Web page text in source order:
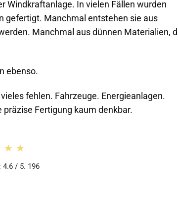
Windkraftanlage. In vielen Fällen wurden
gefertigt. Manchmal entstehen sie aus
Manchmal aus dünnen Materialien,
ebenso.
fehlen. Fahrzeuge. Energieanlagen.
Fertigung kaum denkbar.
4.6 / 5. 196